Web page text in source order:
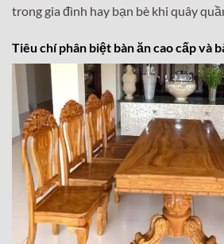
trong gia đình hay bạn bè khi quây
Tiêu chí phân biệt bàn ăn cao cấp và